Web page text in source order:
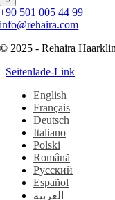
+90 501 005 44 99
info@rehaira.com
© 2025 - Rehaira
Seitenlade-Link
English
Français
Deutsch
Italiano
Polski
Română
Русский
Español
العربية